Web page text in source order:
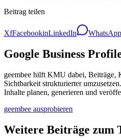
Beitrag teilen
XfFacebookinLinkedIn WhatsApp
Google Business
geembee hilft KMU dabei, Beiträge,
Sichtbarkeit strukturierter
Inhalte planen, generieren und
geembee ausprobieren
Weitere Beiträge zum